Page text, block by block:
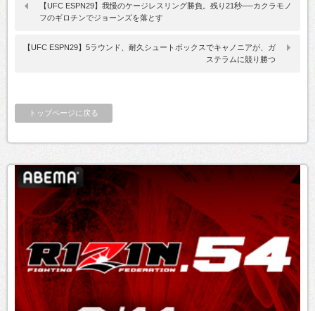
【UFC ESPN29】我慢のケージレスリング勝負。残り21秒──カクラモノ
フのギロチンでジョーンズを落とす
【UFC ESPN29】5ラウンド、耐久シュートボックスでキャノニアが、ガ
ステラムに競り勝つ
トップページに戻る